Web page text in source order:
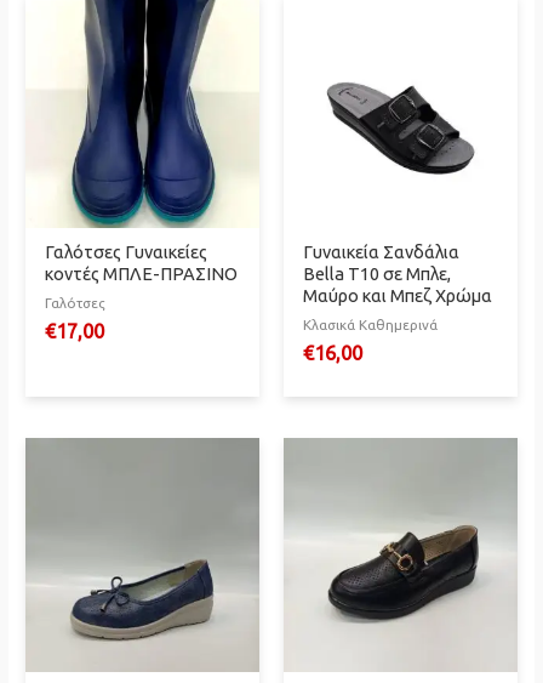
Γαλότσες Γυναικείες
κοντές ΜΠΛΕ-ΠΡΑΣΙΝΟ
Γαλότσες
€17,00
Γυναικεία Σανδάλια
Bella T10 σε Μπλε,
Μαύρο και Μπεζ Χρώμα
Κλασικά Καθημερινά
€16,00